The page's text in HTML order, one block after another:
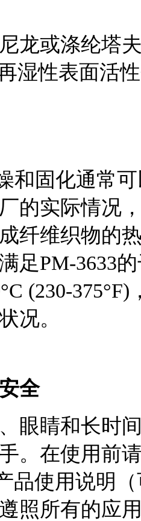
尼龙或涤纶塔
湿性表面活
和固化通常
的实际情况
纤维织物的
足PM-3633
(230-
况。
全
眼睛和长时
。在使用前
品使用说明
照所有的应